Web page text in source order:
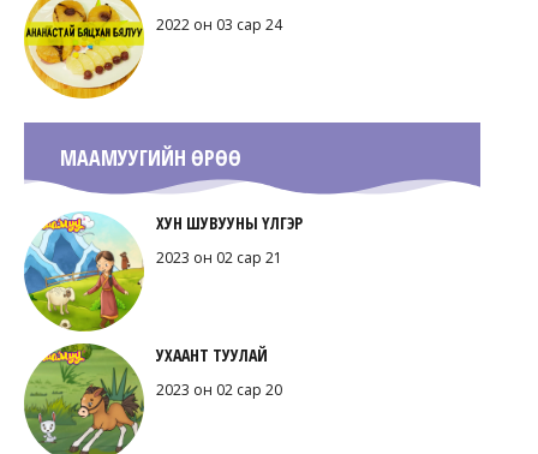
2022 он 03 сар 24
МААМУУГИЙН ӨРӨӨ
ХУН ШУВУУНЫ ҮЛГЭР
2023 он 02 сар 21
УХААНТ ТУУЛАЙ
2023 он 02 сар 20